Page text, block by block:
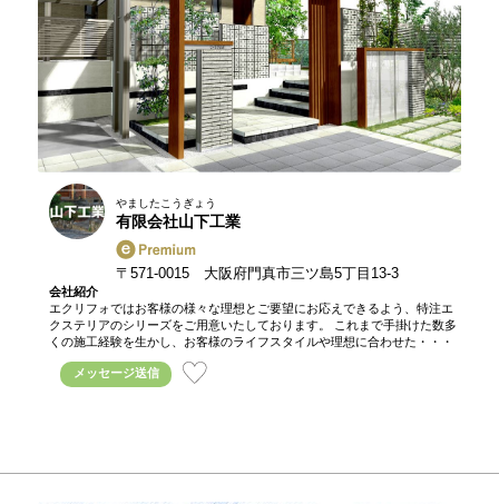
やましたこうぎょう
有限会社山下工業
〒571-0015 大阪府門真市三ツ島5丁目13-3
会社紹介
エクリフォではお客様の様々な理想とご要望にお応えできるよう、特注エ
クステリアのシリーズをご用意いたしております。 これまで手掛けた数多
くの施工経験を生かし、お客様のライフスタイルや理想に合わせた・・・
メッセージ送信